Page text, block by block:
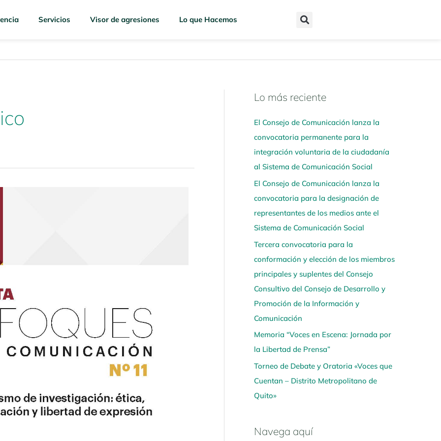
Servicios Visor de agresiones Lo que Hacemos
Lo más reciente
El Consejo de Comunicación lanza la
convocatoria permanente para la
integración voluntaria de la ciudadanía
al Sistema de Comunicación Social
El Consejo de Comunicación lanza la
convocatoria para la designación de
representantes de los medios ante el
Sistema de Comunicación Social
Tercera convocatoria para la
conformación y elección de los miembros
principales y suplentes del Consejo
Consultivo del Consejo de Desarrollo y
Promoción de la Información y
Comunicación
Memoria “Voces en Escena: Jornada por
la Libertad de Prensa”
Torneo de Debate y Oratoria «Voces que
Cuentan – Distrito Metropolitano de
Quito»
Navega aquí
N
v
e
g
a
a
q
u
í